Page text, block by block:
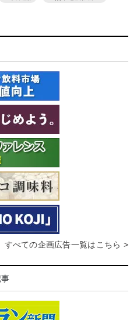
すべての企画広告一覧はこちら >